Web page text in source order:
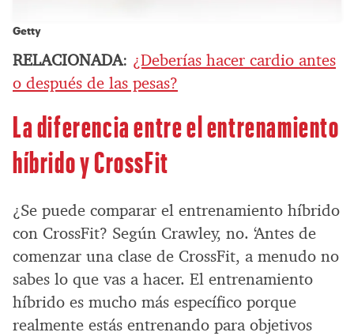
Getty
RELACIONADA: ¿Deberías hacer cardio antes
o después de las pesas?
La diferencia entre el entrenamiento
híbrido y CrossFit
¿Se puede comparar el entrenamiento híbrido
con CrossFit? Según Crawley, no. ‘Antes de
comenzar una clase de CrossFit, a menudo no
sabes lo que vas a hacer. El entrenamiento
híbrido es mucho más específico porque
realmente estás entrenando para objetivos